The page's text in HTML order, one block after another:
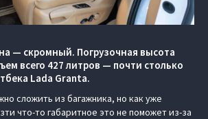
— скромный. Погрузочная высота
всего 427 литров — почти столько
Lada Granta.
сложить из багажника, но как уже
что-то габаритное это не поможет из-за